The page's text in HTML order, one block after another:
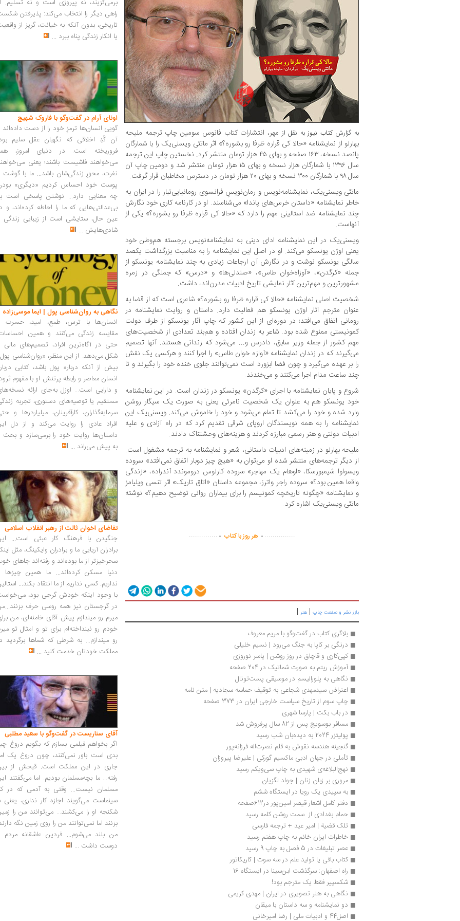
به گزارشکتاب نیوز به نقل از مهر، انتشارات کتاب فانوس سومین چاپ ترجمه ملیحه
بهارلو از نمایشنامه «حالا کی قراره ظرفا رو بشوره؟» اثر ماتئی ویسنی‌یک را با شمارگان
پانصد نسخه، ۱۶۳ صفحه و بهای ۴۵ هزار تومان منتشر کرد. نخستین چاپ این ترجمه
سال ۱۳۹۶ با شمارگان هزار نسخه و بهای ۱۵ هزار تومان منتشر شد و دومین چاپ آن
سال ۹۸ با شمارگان ۳۰۰ نسخه و بهای ۲۰ هزار تومان در دسترس مخاطبان قرار گرفت.
ماتئی ویسنی‌یک، نمایشنامه‌نویس و رمان‌نویسِ فرانسوی رومانیایی‌تبار را در ایران به
خاطر نمایشنامه «داستان خرس‌های پاندا» می‌شناسند. او در کارنامه کاری خود نگارش
چند نمایشنامه ضد استالینی مهم را دارد که «حالا کی قراره ظرفا رو بشوره؟» یکی از
آنهاست.
ویسنی‌یک در این نمایشنامه ادای دینی به نمایشنامه‌نویس برجسته هم‌وطن خود
یعنی اوژن یونسکو می‌کند. او در اصل این نمایشنامه را به مناسبت بزرگداشت یکصد
سالگی یونسکو نوشت و در نگارش آن ارجاعات زیادی به چند نمایشنامه یونسکو از
جمله «کرگدن»، «آوزاه‌خوان طاس»، «صندلی‌ها» و «درس» که جملگی در زمره
مشهورترین و مهم‌ترین آثار نمایشی تاریخ ادبیات مدرن‌اند، داشت.
شخصیت اصلی نمایشنامه «حالا کی قراره ظرفا رو بشوره؟» شاعری است که از قضا به
عنوان مترجم آثار اوژن یونسکو هم فعالیت دارد. داستان و روایت نمایشنامه در
رومانی اتفاق می‌افتد؛ در دوره‌ای از این کشور که چاپ آثار یونسکو از طرف دولت
کمونیستی ممنوع شده بود. شاعر به زندان افتاده و هم‌بند تعدادی از شخصیت‌های
مهم کشور از جمله وزیر سابق، دادرس و... می‌شود که زندانی هستند. آنها تصمیم
می‌گیرند که در زندان نمایشنامه «آوازه خوان طاس» را اجرا کنند و هرکسی یک نقش
را بر عهده می‌گیرد و چون فضا ابزورد است نمی‌توانند جلوی خنده خود را بگیرند و تا
چند ساعت مدام اجرا می‌کنند و می‌خندند.
شروع و پایان نمایشنامه با اجرای «کرگدن» یونسکو در زندان است. در این نمایشنامه
خود یونسکو هم به عنوان یک شخصیت نامرئی یعنی به صورت یک سیگار روشن
وارد شده و خود را می‌کشد تا تمام می‌شود و خود را خاموش می‌کند. ویسنی‌یک این
نمایشنامه را به همه نویسندگان اروپای شرقی تقدیم کرد که در راه آزادی و علیه
ادبیات دولتی و هنر رسمی مبارزه کردند و هزینه‌های وحشتناک دادند.
ملیحه بهارلو در زمینه‌های ادبیات داستانی، شعر و نمایشنامه به ترجمه مشغول است.
از دیگر ترجمه‌های منتشر شده او می‌توان به «هیچ چیز دوبار اتفاق نمی‌افتد» سروده
ویسواوا شیمبورسکا، «اوهام یک مهاجر» سروده کارلوس‌ دروموندد آندراده، «زندگی
واقعا همین بود؟» سروده راجر واترز، مجموعه داستان «اتاق تاریک» اثر تنسی ویلیامز
و نمایشنامه «چگونه تاریخچه کمونیسم را برای بیماران روانی توضیح دهیم؟» نوشته
ماتئی ویسنی‌یک اشاره کرد.
...............
. هر روز با کتاب .
..............
بازار نشر و صنعت چاپ | هنر |
بلاگری کتاب در گفت‌وگو با مریم معروف
درنگی بر کاپا به جنگ می‌رود | نسیم خلیلی
کپی‌کاری و قاچاق در روز روشن | یاسر نوروزی
آموزش ریتم به صورت شماتیک در 204 صفحه
نگاهی به پلورالیسم در موسیقی پست‌تونال
اعتراض سیدمهدی شجاعی به توقیف حماسه سجادیه | متن نامه
چاپ سوم از تاریخ سیاست خارجی ایران در 373 صفحه
در باب بکت | پارسا شهری
مسافر بوسویچ پس از 82 سال پرفروش شد
پولیتزر 2024 به دیده‌بان شب رسید
گنجینه هندسه نقوش به قلم نصرت‌اله فرزانه‌پور
تأملی در جهان ادبی ماکسیم گورکی | علیرضا پیروزان
نهج‌البلاغه‌ی شهیدی به چاپ سی‌ویکم رسید
مروری بر زبان زنان | جواد لگزیان
به سپیدی یک رویا در ایستگاه ششم
دفتر کامل اشعار قیصر امین‌پور در612صفحه
حمام بغدادی از  سمت روشن کلمه رسید
تلک قضیة | امیر عید + ترجمه فارسی
خاطرات ایران خانم به چاپ هفتم رسید
عصر تبلیغات در 5 فصل به چاپ 9 رسید
کتاب بافی یا تولید علم در سه سوت | کاریکاتور
راه اصفهان: سرگذشت ابن‌سینا در ایستگاه 16
شکسپیر فقط یک مترجم بود!
نگاهی به هنر تصویری در ایران | مهدی کریمی
دو نمایشنامه و سه داستان با میقان
اصل44 و ادبیات ملی | رضا امیرخانی
برمی‌گزیند، نه پیروزی است و نه تسلیم.
راهی دیگر را انتخاب می‌کند: پذیرفتن
تاریخی، بدون آنکه به خیانت، گریز از
یا انکار زندگی پناه ببرد ...
اونای آرام در گفت‌وگو با فاروک شهیچ‭
گویی انسان‌ها ترمزِ خود را از دست داده‌اند
آن کُدِ اخلاقی که نگهبان عقل سلیم
فروریخته است. در دنیای امروز،
می‌خواهند فاشیست باشند؛ یعنی
نفرت، محورِ زندگی‌شان باشد... ما با گوشت
پوست خود احساس کردیم «دیگری»
چه معنایی دارد... نوشتن پاسخی است
بی‌عدالتی‌هایی که ما را احاطه کرده‌اند، و
عین حال، ستایشی است از زیبایی زندگی
شادی‌هایش ...
نگاهی به روان‌شناسی پول | ایما موسی‌زاده
انسان‌ها با ترس، طمع، امید، حسرت
مقایسه زندگی می‌کنند و همین
حتی در آگاه‌ترین افراد، تصمیم‌های مالی
شکل می‌دهد. از این منظر، «روان‌شناسی
بیش از آنکه درباره پول باشد، کتابی
انسان معاصر و رابطه پرتنش او با مفهوم
و دارایی است... اوزل به‌جای ارائه
مستقیم یا توصیه‌های دستوری، تجربه
سرمایه‌گذاران، کارآفرینان، میلیاردرها و
افراد عادی را روایت می‌کند و از دل
داستان‌ها روایت خود را برمی‌سازد و بحث
به پیش می‌راند ...
تقاضای اخوان ثالث از رهبر انقلاب اسلامی
جنگیدن با فرهنگ کار عبثی است...
برادران آریایی ما و برادران وایکینگ، مثل
سحرخیزتر از ما بوده‌اند و رفته‌اند جاهای
دنیا مسکن کرده‌اند... ما همین چیزها
نداریم. کسی نداریم از ما انتقاد بکند...
با وجود اینکه خودش گرجی بود،
در گرجستان نیز همه روسی حرف
میرم رو میندازم پیش آقای خامنه‌ای، من
خودم رو نینداخته‌ام برای تو و امثال تو
رو میندازم... به شرطی که شماها برگردید
مملکت خودتان خدمت کنید ...
آقای سناریست در گفت‌وگو با سعید مطلبی
اگر بخواهم فیلمی بسازم که بگویم دروغ
بدی است باور نمی‌کنند، چون دروغ یک
جاری در این مملکت است. قبحش از
رفته... ما بچه‌مسلمان بودیم. اما می‌گفتند
مسلمان نیست... وقتی به آدمی که در
سینماست می‌گویند اجازه کار نداری، یعنی
شکنجه او را می‌کشند... می‌توانند من را
بزنند اما نمی‌توانند من را روی زمین نگه
من بلند می‌شوم... فردین عاشقانه مردم
دوست داشت ...